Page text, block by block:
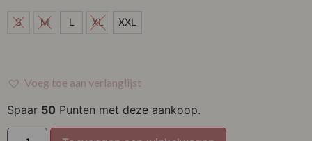
S
XXL
S M L XL XXL
Voeg toe aan verlanglijst
Spaar 50 Punten met deze aankoop.